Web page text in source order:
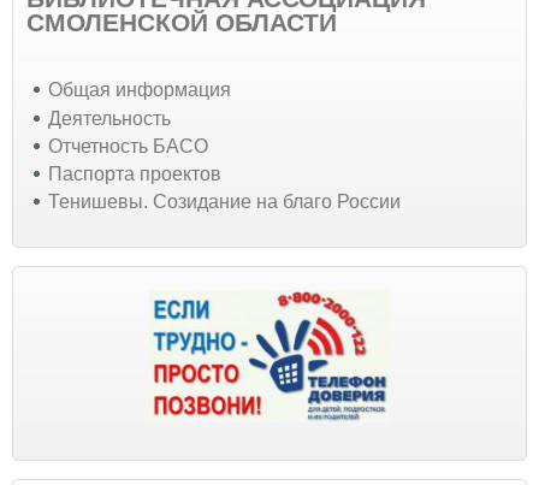
СМОЛЕНСКОЙ ОБЛАСТИ
Общая информация
Деятельность
Отчетность БАСО
Паспорта проектов
Тенишевы. Созидание на благо России